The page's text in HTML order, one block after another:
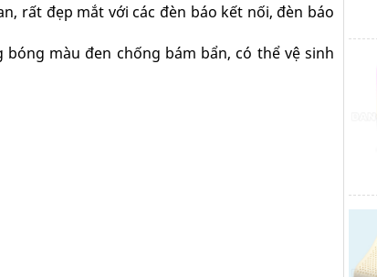
rất đẹp mắt với các đèn báo kết nối, đèn báo
màu đen chống bám bẩn, có thể vệ sinh